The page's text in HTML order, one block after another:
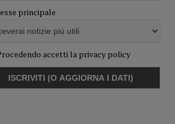
principale
accetti la privacy policy